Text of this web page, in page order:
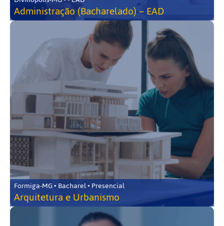
Administração (Bacharelado) – EAD
Formiga-MG • Bacharel • Presencial
Arquitetura e Urbanismo